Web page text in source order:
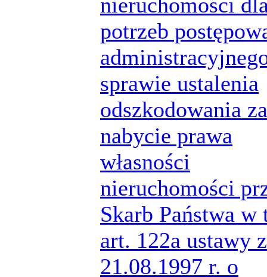
potrzeb
sprawie ustalenia
odszkodowania za
nabycie prawa
własności
nieruchomości
Skarb Państwa w
art. 122a ustawy
21.08.1997 r. o